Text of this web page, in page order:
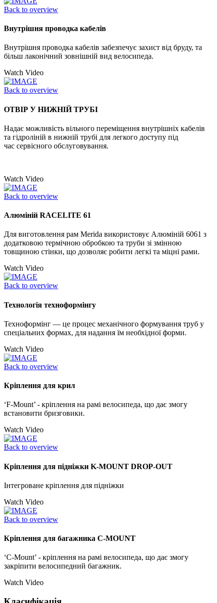
Back to overview
Внутрішня проводка кабелів
Внутрішня проводка кабелів забезпечує захист від бруду, та
більш лаконічний зовнішній вид велосипеда.
Watch Video
Back to overview
ОТВІР У НИЖНІЙ ТРУБІ
Надає можливість вільного переміщення внутрішніх кабелів
та гідроліній в нижній трубі для легкого доступу під
час сервісного обслуговування.
Watch Video
Back to overview
Алюміній RACELITE 61
Для виготовлення рам Merida використовує Алюміній 6061 з
додатковою термічною обробкою та труби зі змінною
товщиною стінки, що дозволяє робити легкі та міцні рами.
Watch Video
Back to overview
Технологія техноформінгу
Техноформінг — це процес механічного формування труб у
спеціальних формах, для надання їм необхідної форми.
Watch Video
Back to overview
Кріплення для крил
‘F-Mount’ - кріплення на рамі велосипеда, що дає змогу
встановити бризговики.
Watch Video
Back to overview
Кріплення для підніжки K-MOUNT DROP-OUT
Інтегроване кріплення для підніжки
Watch Video
Back to overview
Кріплення для багажника C-MOUNT
‘C-Mount’ - кріплення на рамі велосипеда, що дає змогу
закріпити велосипедний багажник.
Watch Video